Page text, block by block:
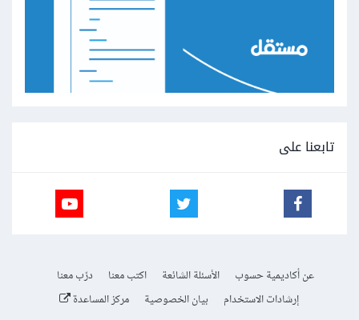
تابعنا على
عن أكاديمية حسوب الأسئلة الشائعة اكتب معنا
درّب معنا
إرشادات الاستخدام
بيان الخصوصية مركز المساعدة